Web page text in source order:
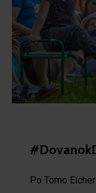
Po Tomo